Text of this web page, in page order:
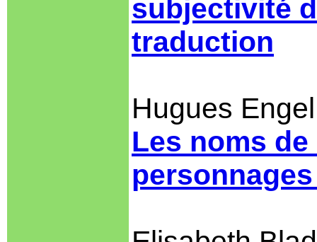
subjectivité
traduction
Hugues Engel
Les noms de